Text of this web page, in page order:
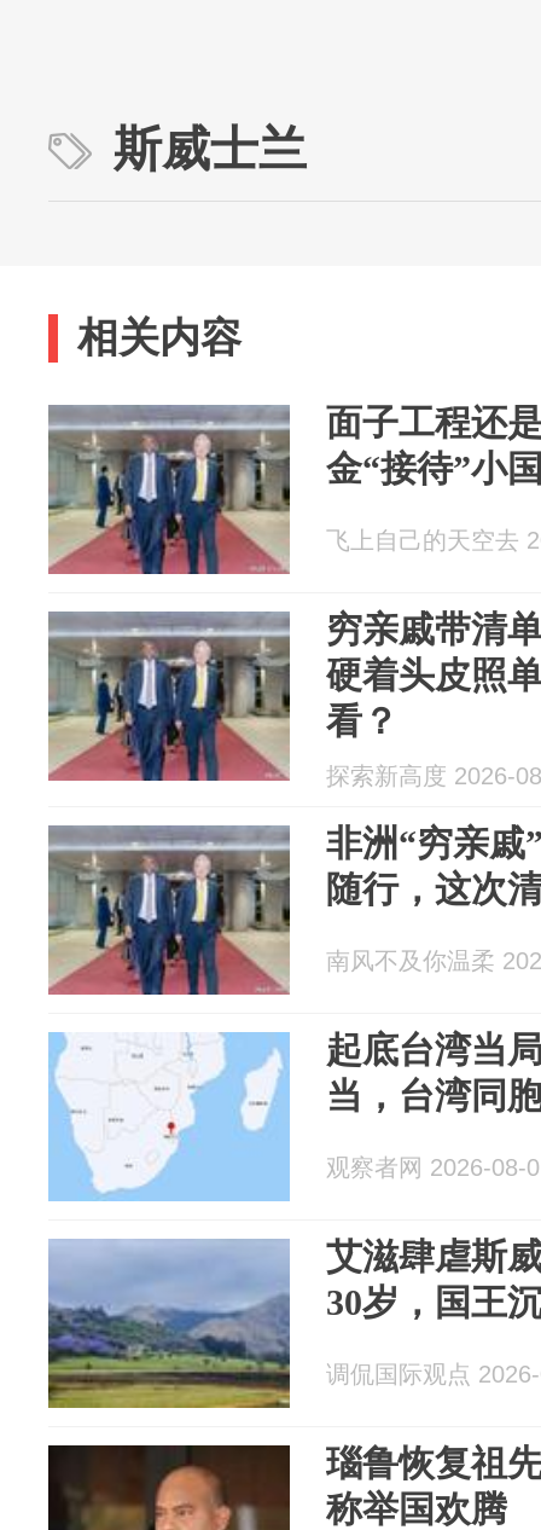
斯威士兰
相关内容
面子工程还
金“接待”小
飞上自己的天空去
穷亲戚带清
硬着头皮照
看？
探索新高度 2026-
非洲“穷亲戚
随行，这次
南风不及你温柔
起底台湾当
当，台湾同
观察者网 2026-08-
艾滋肆虐斯
30岁，国王
调侃国际观点
瑙鲁恢复祖
称举国欢腾